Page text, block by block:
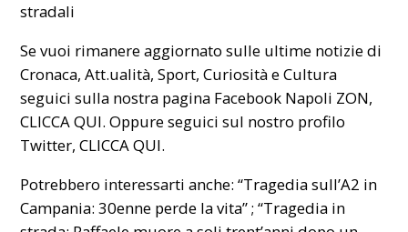
stradali
Se vuoi rimanere aggiornato sulle ultime notizie di
Cronaca, Att.ualità, Sport, Curiosità e Cultura
seguici sulla nostra pagina Facebook Napoli ZON,
CLICCA QUI. Oppure seguici sul nostro profilo
Twitter,CLICCA QUI.
Potrebbero interessarti anche:“Tragedia sull’A2 in
Campania: 30enne perde la vita”;“Tragedia in